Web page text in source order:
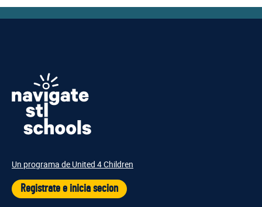
Un programa de United 4 Children
Registrate e inicia secion